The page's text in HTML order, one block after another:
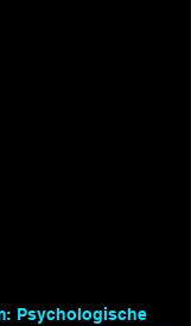
Psychologische